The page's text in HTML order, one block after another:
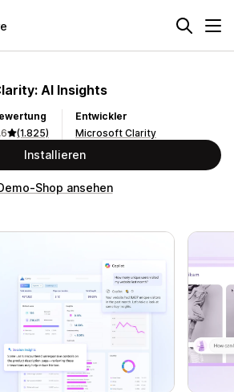
AI Insights
(1.825)
Entwickler
Microsoft Clarity
Installieren
Shop ansehen